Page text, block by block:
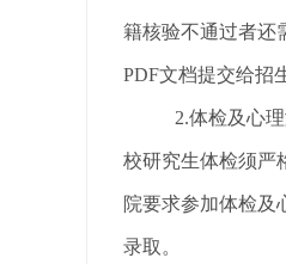
籍核验不通过者还
PDF文档提交给招
2.体检及心
校研究生体检须严
院要求参加体检及
录取。